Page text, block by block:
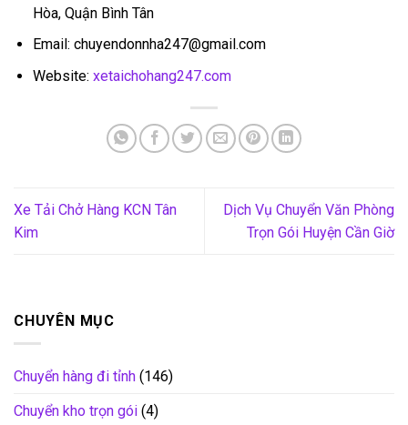
Hòa, Quận Bình Tân
Email: chuyendonnha247@gmail.com
Website: xetaichohang247.com
Xe Tải Chở Hàng KCN Tân
Kim
Dịch Vụ Chuyển Văn Phòng
Trọn Gói Huyện Cần Giờ
CHUYÊN MỤC
Chuyển hàng đi tỉnh (146)
Chuyển kho trọn gói (4)